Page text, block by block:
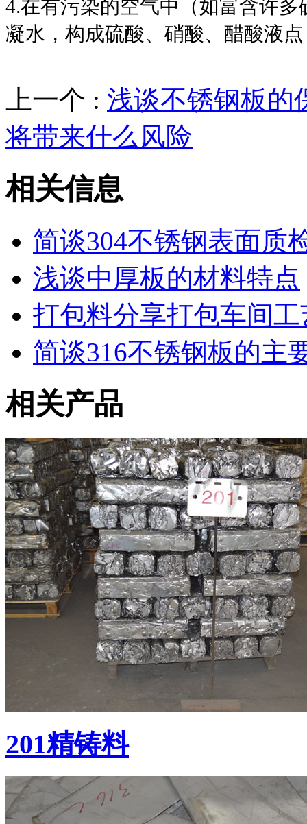
4.在有污染的空气中（如富含许
凝水，构成硫酸、硝酸、醋酸液
上一个 : 浅谈不锈钢板的
将带来什么风险
相关信息
简谈304不锈钢表面质
浅谈中厚板的材料特点
打包料分享打包车间
简谈316不锈钢板的主
相关产品
201精铸料